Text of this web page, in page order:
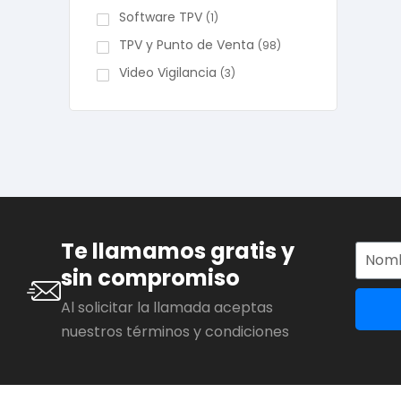
Software TPV (1)
TPV y Punto de Venta (98)
Video Vigilancia (3)
Te llamamos gratis y
sin compromiso
Al solicitar la llamada aceptas
nuestros términos y condiciones